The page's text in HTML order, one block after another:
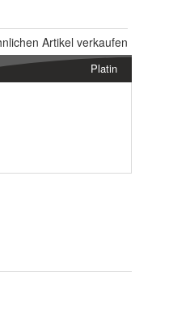
Artikel verkaufen
Platin